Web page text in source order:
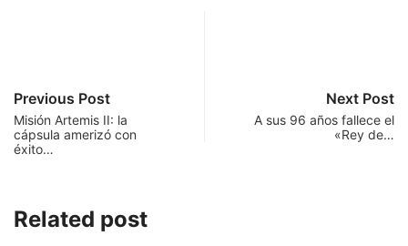
Previous Post
Misión Artemis II: la
cápsula amerizó con
éxito…
Next Post
A sus 96 años fallece el
«Rey de…
Related post